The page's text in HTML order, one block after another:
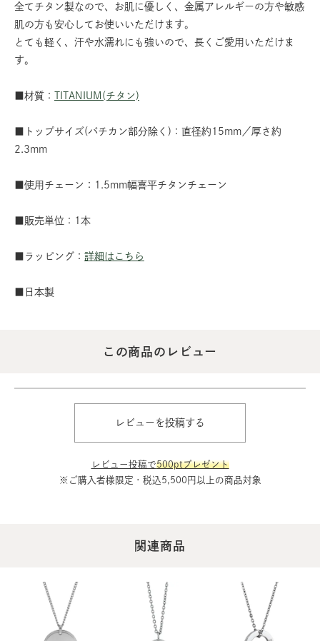
全てチタン製なので、お肌に優しく、金属アレルギーの方や敏感
肌の方も安心してお使いいただけます。
とても軽く、汗や水濡れにも強いので、長くご愛用いただけま
す。
■材質： TITANIUM(チタン)
■トップサイズ(バチカン部分除く)：直径約15mm／厚さ約
2.3mm
■使用チェーン：1.5mm幅喜平チタンチェーン
■販売単位：1本
■ラッピング： 詳細はこちら
■日本製
この商品のレビュー
レビューを投稿する
レビュー投稿で500ptプレゼント
※ご購入者様限定・税込5,500円以上の商品対象
関連商品